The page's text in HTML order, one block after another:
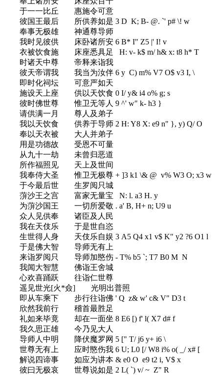
于一一比丘 惠施令可意
彼国王最后 所供养如是 3 D K; B- @. `' p# \! w
奉事无极雄 神通尊导师
我时见彼供 床卧诸所安 6 B* I" Z5 |' I! v
衣被饮食施 床座悉具足
H: v- k$ m/ h& x: t8 h* T
时诸天中尊 帝释来诣我
彼天帝谓我 我当为汝伴 6 y C) m% V7 O$ v3 I, \
即时化祠坛 可意严如天
施设天上座 供以天饮食 0 I/ y& i4 o% g; s
彼时佛世尊 惟卫无等人 9 ^' w" k- h3 }
请供满一月 尊人及弟子
我以天饮食 供养于导师 2 H: Y8 X: e9 n" }, y) Q/ O
奉以天衣被 大人并弟子
用是功德故 受恩不可量
从九十一劫 未曾归恶道
所作福照见 天上及世间
我奉侍大圣 惟卫无极尊 + ]3 k1 \& @ v% W3 O; x3 w
于今最后世 生罗阅只城
蓱沙王之宫 富家无量宝
N: l. a3 H. y
为蓱沙国王 一切所爱敬 . a' B, H+ n; U9 u
众人见供奉 诸臣及人民
我在天伎乐 于是世自恣
生世得人身 天伎乐自娱 3 A5 Q4 x1 v$ K" y2 ?6 O1 l
于是佛大智 导师无有上
来诣罗阅只 导师加愍伤 - T% b5 `; T7 B0 M N
我闻大智慧 佛诣王舍城
心欢喜踊跃 往诣仁世尊
遥见世光[火*僉] 光明出普照
即从车乘下 步行往诣佛 ' Q z& w' c& V" D3 t
欣然我前行 稽首最胜足
礼如来毕竟 却在一面坐 8 E6 [) f' l( X7 d# f
我久思正雄 今乃见大人
导师人中明 降伏魔罗网 5 [" T/ j6 y+ i6 \
世尊无有上 应时愍伤我 6 U; L0 [/ W8 i% o( _/ x# [
解说四谛事 如应为讲本 & e0 O e9 t2 i, V$ x
彼曰无极哀 世尊说如是 2 L( `) v/ ~ Z" R